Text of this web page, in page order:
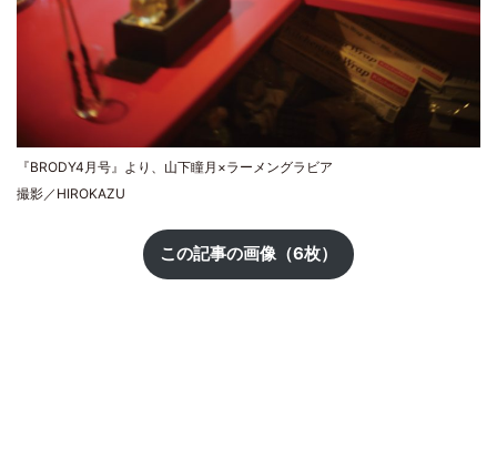
『BRODY4月号』より、山下瞳月×ラーメングラビア
撮影／HIROKAZU
この記事の画像（6枚）